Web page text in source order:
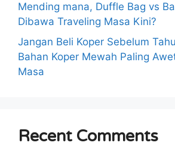
Mending mana, Duffle Bag vs
Dibawa Traveling Masa Kini?
Jangan Beli Koper Sebelum
Bahan Koper Mewah Paling
Masa
Recent Comments